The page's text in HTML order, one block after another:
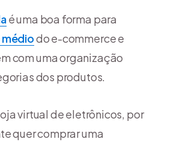
é uma boa forma para
do e-commerce e
com uma organização
dos produtos.
virtual de eletrônicos, por
quer comprar uma